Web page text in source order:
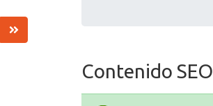
Contenido SEO